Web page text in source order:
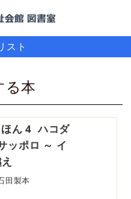
スト
る本
ん 4 ハコダ
ッポロ ～ イ
田製本